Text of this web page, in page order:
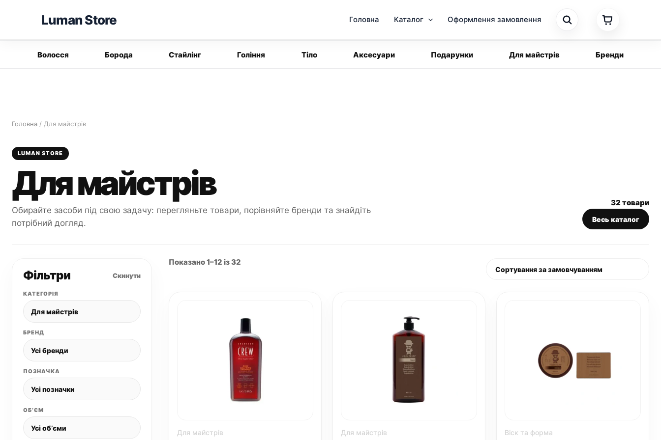
Luman Store Головна Каталог Оформлення замовлення
Волосся Борода Стайлінг Гоління Тіло Аксесуари Подарунки Для майстрів Бренди
Головна / Для майстрів
LUMAN STORE
Для майстрів
Обирайте засоби під свою задачу: перегляньте товари, порівняйте бренди та знайдіть
потрібний догляд.
32 товари
Весь каталог
Фільтри Скинути
КАТЕГОРІЯ
БРЕНД
ПОЗНАЧКА
ОБʼЄМ
Показано 1–12 із 32
Для майстрів Для майстрів Віск та форма